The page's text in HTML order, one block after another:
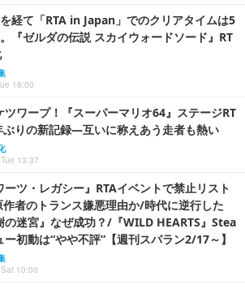
経て「RTA in Japan」でのクリアタイムは5
『ゼルダの伝説 スカイウォードソード』RT
18:00
ツワープ！『スーパーマリオ64』ステージRT
りの新記録―互いに称えあう走者も熱い
13:37
ーツ・レガシー』RTAイベントで禁止リスト
者のトランス嫌悪理由か/時代に逆行した
の迷宮』なぜ成功？/『WILD HEARTS』Stea
初動は“やや不評”【週刊スパラン2/17～】
10:00